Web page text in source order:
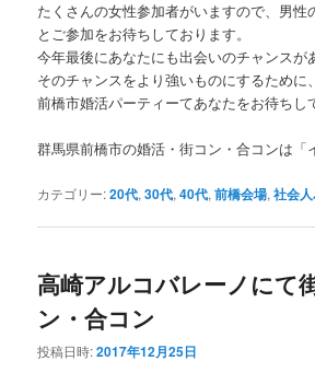
たくさんの女性参加者がいますので、男性
とご参加をお待ちしております。
今年最後にあなたにも出会いのチャンスが
そのチャンスをより強いものにするために
前橋市婚活パーティーてあなたをお待ちし
群馬県前橋市の婚活・街コン・合コンは「
カテゴリー:20代,30代,40代,前橋会場,社会
高崎アルコバレーノにて
ン・合コン
投稿日時:2017年12月25日